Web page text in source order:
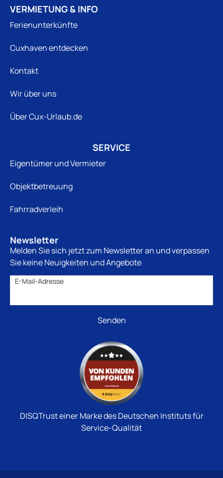
VERMIETUNG & INFO
Ferienunterkünfte
Cuxhaven entdecken
Kontakt
Wir über uns
Über Cux-Urlaub.de
SERVICE
Eigentümer und Vermieter
Objektbetreuung
Fahrradverleih
Newsletter
Melden Sie sich jetzt zum Newsletter an und verpassen
Sie keine Neuigkeiten und Angebote
E-Mail-Adresse
DISQTrust einer Marke des Deutschen Instituts für
Service-Qualität